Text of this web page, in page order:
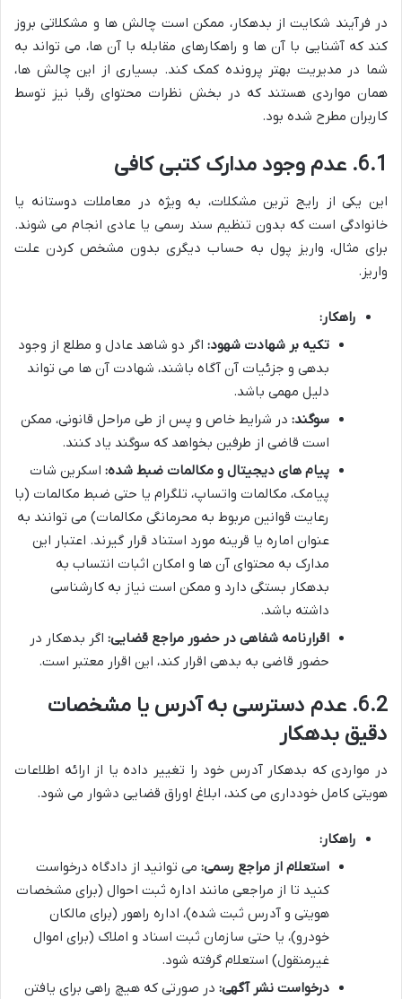
در فرآیند شکایت از بدهکار، ممکن است چالش ها و مشکلاتی بروز
کند که آشنایی با آن ها و راهکارهای مقابله با آن ها، می تواند به
شما در مدیریت بهتر پرونده کمک کند. بسیاری از این چالش ها،
همان مواردی هستند که در بخش نظرات محتوای رقبا نیز توسط
کاربران مطرح شده بود.
6.1. عدم وجود مدارک کتبی کافی
این یکی از رایج ترین مشکلات، به ویژه در معاملات دوستانه یا
خانوادگی است که بدون تنظیم سند رسمی یا عادی انجام می شوند.
برای مثال، واریز پول به حساب دیگری بدون مشخص کردن علت
واریز.
راهکار:
تکیه بر شهادت شهود: اگر دو شاهد عادل و مطلع از وجود
بدهی و جزئیات آن آگاه باشند، شهادت آن ها می تواند
دلیل مهمی باشد.
سوگند: در شرایط خاص و پس از طی مراحل قانونی، ممکن
است قاضی از طرفین بخواهد که سوگند یاد کنند.
پیام های دیجیتال و مکالمات ضبط شده: اسکرین شات
پیامک، مکالمات واتساپ، تلگرام یا حتی ضبط مکالمات (با
رعایت قوانین مربوط به محرمانگی مکالمات) می توانند به
عنوان اماره یا قرینه مورد استناد قرار گیرند. اعتبار این
مدارک به محتوای آن ها و امکان اثبات انتساب به
بدهکار بستگی دارد و ممکن است نیاز به کارشناسی
داشته باشد.
اقرارنامه شفاهی در حضور مراجع قضایی: اگر بدهکار در
حضور قاضی به بدهی اقرار کند، این اقرار معتبر است.
6.2. عدم دسترسی به آدرس یا مشخصات
دقیق بدهکار
در مواردی که بدهکار آدرس خود را تغییر داده یا از ارائه اطلاعات
هویتی کامل خودداری می کند، ابلاغ اوراق قضایی دشوار می شود.
راهکار:
استعلام از مراجع رسمی: می توانید از دادگاه درخواست
کنید تا از مراجعی مانند اداره ثبت احوال (برای مشخصات
هویتی و آدرس ثبت شده)، اداره راهور (برای مالکان
خودرو)، یا حتی سازمان ثبت اسناد و املاک (برای اموال
غیرمنقول) استعلام گرفته شود.
درخواست نشر آگهی: در صورتی که هیچ راهی برای یافتن